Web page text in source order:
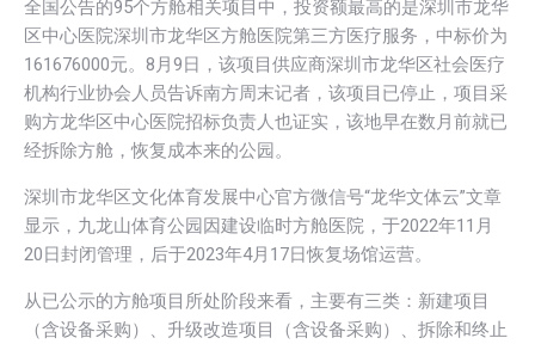
全国公告的95个方舱相关项目中，投资额最高的是深圳市龙华
区中心医院深圳市龙华区方舱医院第三方医疗服务，中标价为
161676000元。8月9日，该项目供应商深圳市龙华区社会医疗
机构行业协会人员告诉南方周末记者，该项目已停止，项目采
购方龙华区中心医院招标负责人也证实，该地早在数月前就已
经拆除方舱，恢复成本来的公园。
深圳市龙华区文化体育发展中心官方微信号“龙华文体云”文章
显示，九龙山体育公园因建设临时方舱医院，于2022年11月
20日封闭管理，后于2023年4月17日恢复场馆运营。
从已公示的方舱项目所处阶段来看，主要有三类：新建项目
（含设备采购）、升级改造项目（含设备采购）、拆除和终止